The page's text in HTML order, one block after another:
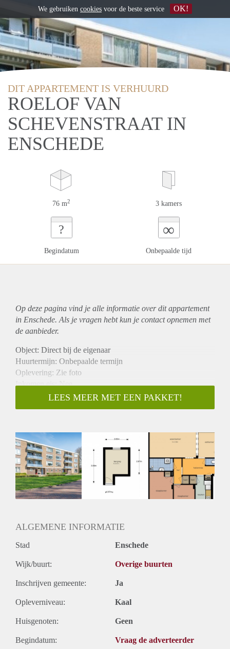
DIT APPARTEMENT IS VERHUURD
ROELOF VAN
SCHEVENSTRAAT IN
ENSCHEDE
76 m2 3 kamers
?
Begindatum
∞
Onbepaalde tijd
Op deze pagina vind je alle informatie over ditappartement
in Enschede. Als je vragen hebt kun je contact opnemen met
de aanbieder.
Object: Direct bij de eigenaar
Huurtermijn: Onbepaalde termijn
Oplevering: Zie foto
Inkomen eis: Nee
Garantiestelling mogelijk: Nee
Borg: 1 Maand
Huisdieren toegestaan: Afhankelijk van de Eigenaar
Huurtoeslag grens: Ja
Geschikt voor studenten: Afhankelijk van de Eigenaar
LEES MEER MET EEN PAKKET!
ALGEMENE INFORMATIE
Stad Enschede
Wijk/buurt: Overige buurten
Inschrijven gemeente: Ja
Opleverniveau: Kaal
Huisgenoten: Geen
Begindatum: Vraag de adverteerder
We gebruiken cookies voor de beste service OK!